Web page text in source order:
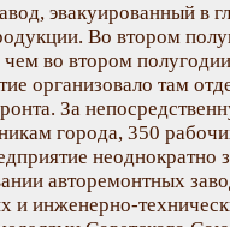
эвакуированный в
Во втором
во втором
организовало там
За
города, 350
неоднократно
авторемонтных
и инженерно-